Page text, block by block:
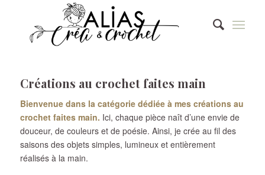
Créations au crochet faites main
Bienvenue dans la catégorie dédiée à mes créations au
crochet faites main. Ici, chaque pièce naît d’une envie de
douceur, de couleurs et de poésie. Ainsi, je crée au fil des
saisons des objets simples, lumineux et entièrement
réalisés à la main.